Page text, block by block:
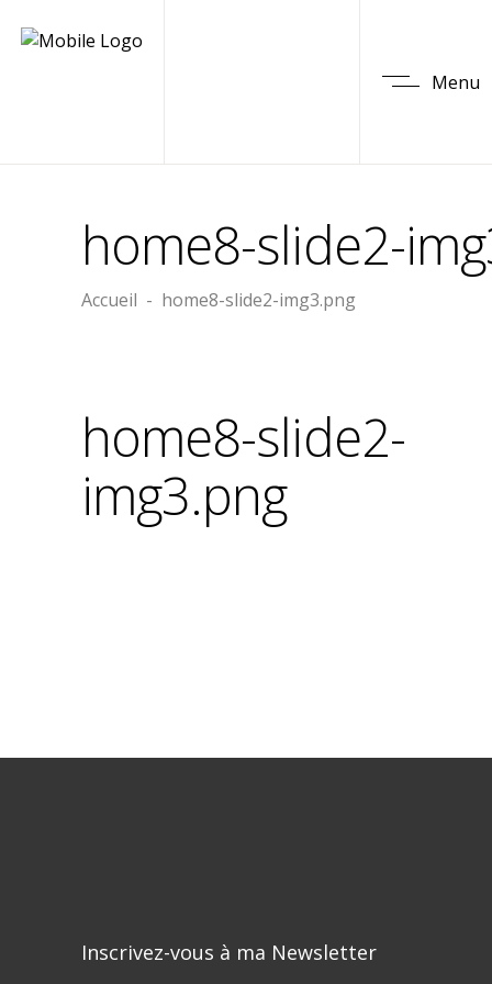
Menu
home8-slide2-
Accueil - home8-slide2-img3.png
home8-slide2-
img3.png
Inscrivez-vous à ma Newsletter